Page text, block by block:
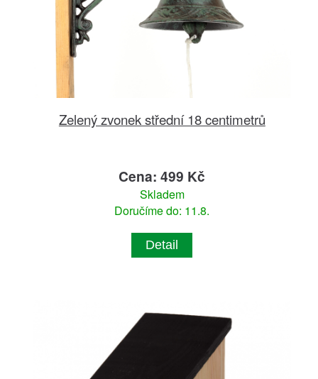
Zelený zvonek střední 18 centimetrů
Cena: 499 Kč
Skladem
Doručíme do: 11.8.
Detail